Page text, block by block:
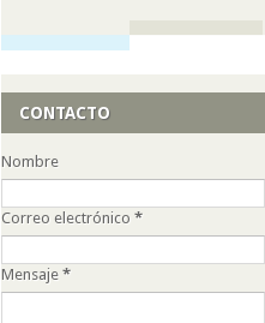
CONTACTO
Nombre
Correo electrónico *
Mensaje *